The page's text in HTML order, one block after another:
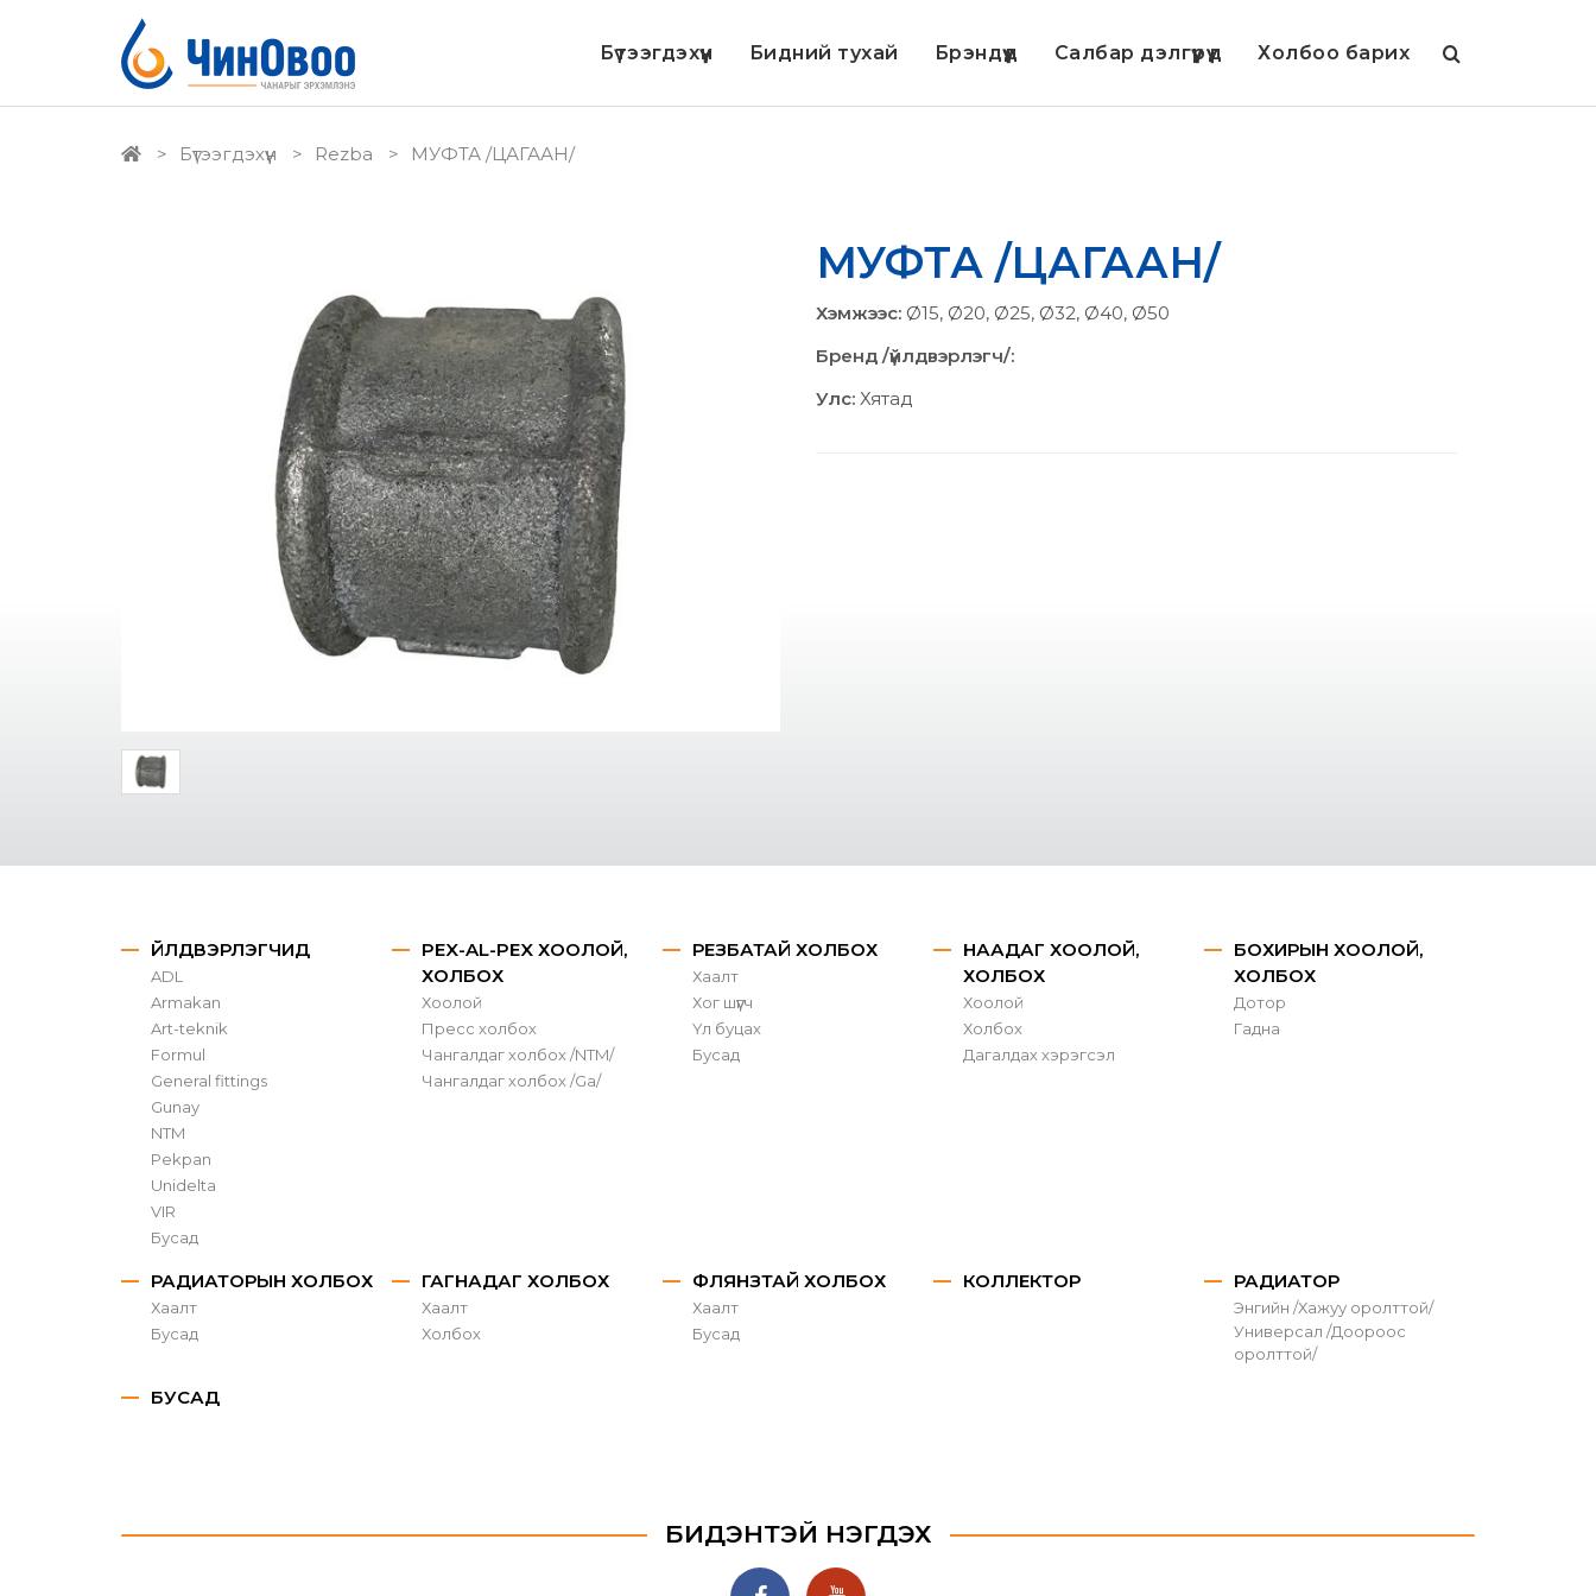
Бүтээгдэхүүн Бидний тухай Брэндүүд Салбар дэлгүүрүүд Холбоо барих
Бүтээгдэхүүн Rezba МУФТА /ЦАГААН/
МУФТА /ЦАГААН/
Хэмжээс: Ø15, Ø20, Ø25, Ø32, Ø40, Ø50
Бренд /үйлдвэрлэгч/:
Улс: Хятад
КОЛЛЕКТОР
PEX-AL-PEX ХООЛОЙ,
ХОЛБОХ
Хоолой
Пресс холбох
Чангалдаг холбох /NTM/
Чангалдаг холбох /Ga/
РАДИАТОР
Энгийн /Хажуу оролттой/
Универсал /Доороос
оролттой/
НААДАГ ХООЛОЙ,
ХОЛБОХ
Хоолой
Холбох
Дагалдах хэрэгсэл
БОХИРЫН ХООЛОЙ,
ХОЛБОХ
Дотор
Гадна
РАДИАТОРЫН ХОЛБОХ
Хаалт
Бусад
РЕЗБАТАЙ ХОЛБОХ
Хаалт
Хог шүүгч
Үл буцах
Бусад
ГАГНАДАГ ХОЛБОХ
Хаалт
Холбох
ФЛЯНЗТАЙ ХОЛБОХ
Хаалт
Бусад
БУСАД
ҮЙЛДВЭРЛЭГЧИД
ADL
Armakan
Art-teknik
Formul
General fittings
Gunay
NTM
Pekpan
Unidelta
VIR
Бусад
БИДЭНТЭЙ НЭГДЭХ